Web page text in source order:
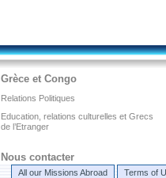
Grèce et Congo
Relations Politiques
Education, relations culturelles et Grecs
de l’Etranger
Nous contacter
All our Missions Abroad Terms of